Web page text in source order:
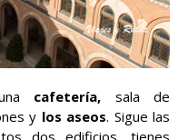
cafetería, sala de
y los aseos. Sigue las